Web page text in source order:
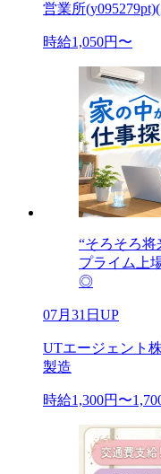
営業所
時給1,050円〜
“そろそろ
プライム上
◎
07月31日UP
UTエージェント
製造
時給1,300円〜